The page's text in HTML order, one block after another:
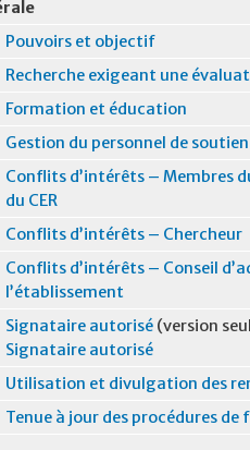
Pouvoirs et objectif
Recherche exigeant une
Formation et éducation
Gestion du personnel de soutien
Conflits d’intérêts – Membres
du CER
Conflits d’intérêts – Chercheur
Conflits d’intérêts – Conseil
l’établissement
Signataire autorisé (version
Signataire autorisé
Utilisation et divulgation des
Tenue à jour des procédures